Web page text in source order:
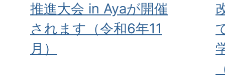
推進大会 in Ayaが開催
されます（令和6年11
月）